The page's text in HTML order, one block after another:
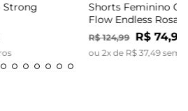
Strong
Shorts Feminino
Flow Endless Rosa
R$ 124,99 R$ 74,99
ou 2x de R$ 37,49sem